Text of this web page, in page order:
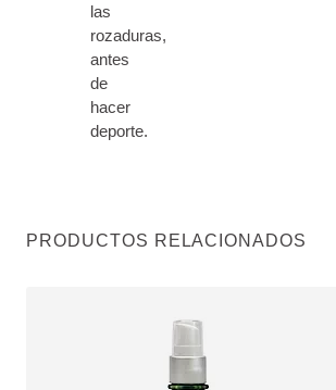
las
rozaduras,
antes
de
hacer
deporte.
PRODUCTOS RELACIONADOS